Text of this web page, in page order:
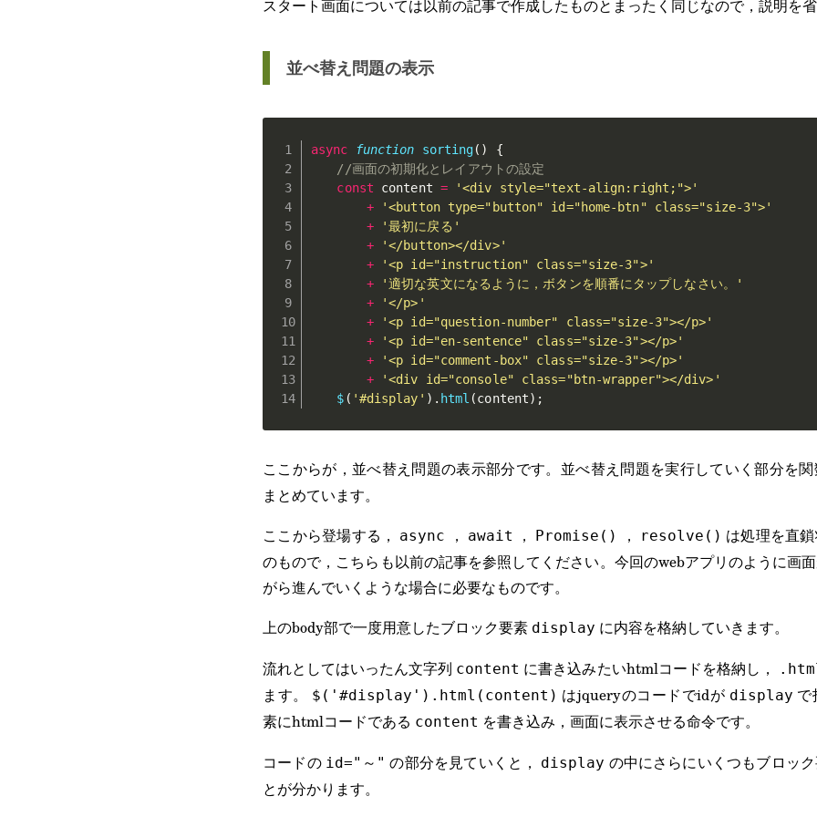
スタート画面については以前の記事で作成したものとまったく同じなので，説明を
並べ替え問題の表示
async function sorting( )
{
//画面の初期化とレイアウトの設定
const content =
'<div style="text-align:right;">'
+
'<button type="button" id="home-btn" class="size-3">'
+
'最初に戻る'
+
'</button></div>'
+
'<p id="instruction" class="size-3">'
+
'適切な英文になるように，ボタンを順番にタップしなさい。'
+
'</p>'
+
'<p id="question-number" class="size-3"></p>'
+
'<p id="en-sentence" class="size-3"></p>'
+
'<p id="comment-box" class="size-3"></p>'
+
'<div id="console" class="btn-wrapper"></div>'
$ ( '#display' ) . html (content) ;
ここからが，並べ替え問題の表示部分です。並べ替え問題を実行していく部分を
まとめています。
ここから登場する，
async ， await ， Promise() ， resolve() は処理を直
のもので，こちらも以前の記事を参照してください。今回のwebアプリのように画
がら進んでいくような場合に必要なものです。
上のbody部で一度用意したブロック要素 display に内容を格納していきます。
流れとしてはいったん文字列 content に書き込みたいhtmlコードを格納し，
ます。 $('#display').html(content) はjqueryのコードでidが display で
素にhtmlコードである content を書き込み，画面に表示させる命令です。
コードの id="～" の部分を見ていくと， display の中にさらにいくつもブロッ
とが分かります。